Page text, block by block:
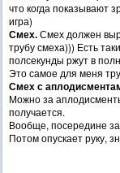
что когда показывают
игра)
Смех.Смех должен
трубу смеха))) Есть
полсекунды ржут в
Это самое для меня
Смех с
Можно за
получается.
Вообще, посередине
Потом опускает руку,